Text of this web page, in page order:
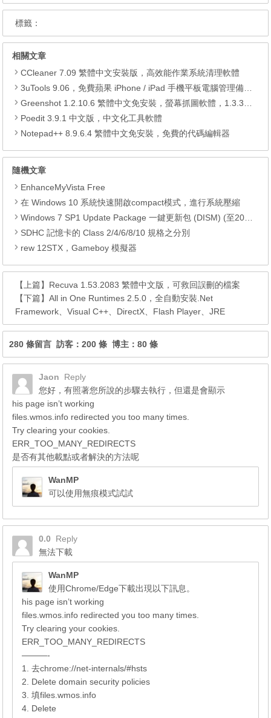
標籤：
相關文章
CCleaner 7.09 繁體中文安裝版，高效能作業系統清理軟體
3uTools 9.06，免費蘋果 iPhone / iPad 手機平板電腦管理備份還原軟體
Greenshot 1.2.10.6 繁體中文免安裝，螢幕抓圖軟體，1.3.315 安裝版
Poedit 3.9.1 中文版，中文化工具軟體
Notepad++ 8.9.6.4 繁體中文免安裝，免費的代碼編輯器
隨機文章
EnhanceMyVista Free
在 Windows 10 系統快​​速開啟comp​​act模式，進行系統壓縮
Windows 7 SP1 Update Package 一鍵更新包 (DISM) (至2019.02)
SDHC 記憶卡的 Class 2/4/6/8/10 規格之分別
rew 12STX，Gameboy 模擬器
【上篇】 Recuva 1.53.2083 繁體中文版，可救回誤刪的檔案
【下篇】All in One Runtimes 2.5.0，全自動安裝.Net
Framework、Visual C++、DirectX、Flash Player、JRE
280 條留言 訪客：200 條 博主：80 條
Jaon
Reply
您好，有照著您所說的步驟去執行，但還是會顯示
his page isn’t working
files.wmos.info redirected you too many times.
Try clearing your cookies.
ERR_TOO_MANY_REDIRECTS
是否有其他載點或者解決的方法呢
WanMP
可以使用無痕模式試試
0.0
Reply
無法下載
WanMP
使用Chrome/Edge下載出現以下訊息。
his page isn’t working
files.wmos.info redirected you too many times.
Try clearing your cookies.
ERR_TOO_MANY_REDIRECTS
———-
1. 去chrome://net-internals/#hsts
2. Delete domain security policies
3. 填files.wmos.info
4. Delete